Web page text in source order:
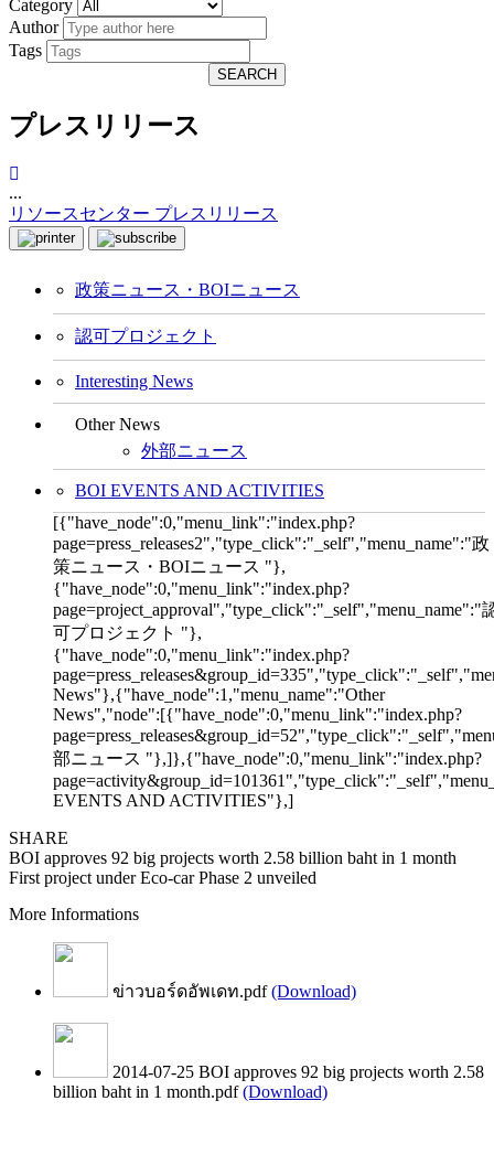
Category
Author
Tags
SEARCH
プレスリリース
...
リソースセンター プレスリリース
政策ニュース・BOIニュース
認可プロジェクト
Interesting News
Other News
外部ニュース
BOI EVENTS AND ACTIVITIES
[{"have_node":0,"menu_link":"index.php?
page=press_releases2","type_click":"_self","menu_name":"政
策ニュース・BOIニュース "},
{"have_node":0,"menu_link":"index.php?
page=project_approval","type_click":"_self","menu_name":"
可プロジェクト "},
{"have_node":0,"menu_link":"index.php?
News"},{"have_node":1,"menu_name":"Other
News","node":[{"have_node":0,"menu_link":"index.php?
部ニュース "},]},{"have_node":0,"menu_link":"index.php?
EVENTS AND ACTIVITIES"},]
SHARE
BOI approves 92 big projects worth 2.58 billion baht in 1 month
First project under Eco-car Phase 2 unveiled
More Informations
ข่าวบอร์ดอัพเดท.pdf (Download)
2014-07-25 BOI approves 92 big projects worth 2.58
billion baht in 1 month.pdf (Download)